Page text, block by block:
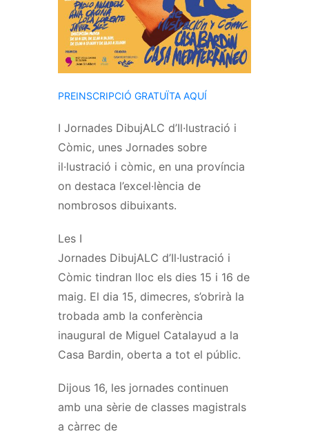
PREINSCRIPCIÓ GRATUÏTA AQUÍ
I Jornades DibujALC d’Il·lustració i
Còmic, unes Jornades sobre
il·lustració i còmic, en una província
on destaca l’excel·lència de
nombrosos dibuixants.
Les I
Jornades DibujALC d’Il·lustració i
Còmic tindran lloc els dies 15 i 16 de
maig. El dia 15, dimecres, s’obrirà la
trobada amb la conferència
inaugural de Miguel Catalayud a la
Casa Bardin, oberta a tot el públic.
Dijous 16, les jornades continuen
amb una sèrie de classes magistrals
a càrrec de